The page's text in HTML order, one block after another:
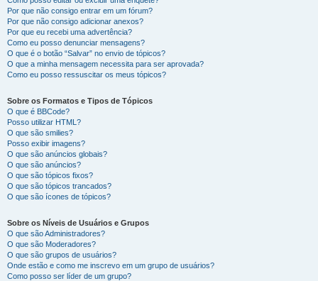
Por que não consigo entrar em um fórum?
Por que não consigo adicionar anexos?
Por que eu recebi uma advertência?
Como eu posso denunciar mensagens?
O que é o botão “Salvar” no envio de tópicos?
O que a minha mensagem necessita para ser aprovada?
Como eu posso ressuscitar os meus tópicos?
Sobre os Formatos e Tipos de Tópicos
O que é BBCode?
Posso utilizar HTML?
O que são smilies?
Posso exibir imagens?
O que são anúncios globais?
O que são anúncios?
O que são tópicos fixos?
O que são tópicos trancados?
O que são ícones de tópicos?
Sobre os Níveis de Usuários e Grupos
O que são Administradores?
O que são Moderadores?
O que são grupos de usuários?
Onde estão e como me inscrevo em um grupo de usuários?
Como posso ser líder de um grupo?